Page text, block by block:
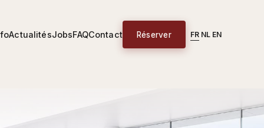
ActualitésJobsFAQContact Réserver FR NL EN